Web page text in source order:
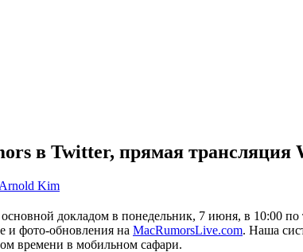
в Twitter, прямая трансляция
Arnold Kim
докладом в понедельник, 7 июня, в 10:00
и фото-обновления на MacRumorsLive.com. Наша
времени в мобильном сафари.